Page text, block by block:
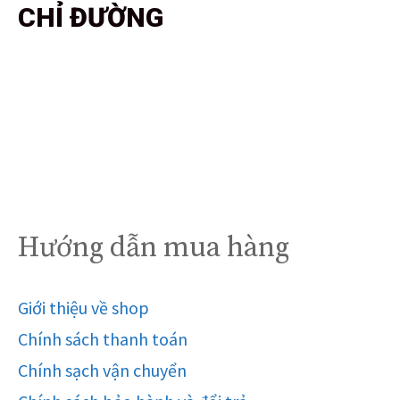
CHỈ ĐƯỜNG
Hướng dẫn mua hàng
Giới thiệu về shop
Chính sách thanh toán
Chính sạch vận chuyển